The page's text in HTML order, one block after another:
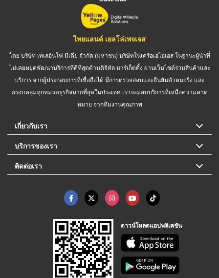
ไทยแลนด์ เยลโล่เพจเจส
โดย บริษัท เทเลอินโฟ มีเดีย จำกัด (มหาชน) บริษัทในเครือเอไอเอส ในฐานะผู้นำที่
ไม่เคยหยุดพัฒนาบริการที่ดีที่สุดด้านดิจิทัล มาร์เก็ตติ้ง ผ่านเว็บไซต์รวมสินค้าและ
บริการ จากผู้ประกอบการที่เชื่อถือได้ มีการตรวจสอบและยืนยันตัวตนจริง และ
ครอบคลุมทุกหมวดธุรกิจมากที่สุดในประเทศ เราจะมอบบริการที่เหนือความคาด
หมาย จากทีมงานคุณภาพ
เกี่ยวกับเรา
บริการของเรา
ติดต่อเรา
ดาวน์โหลดแอปพลิเคชัน